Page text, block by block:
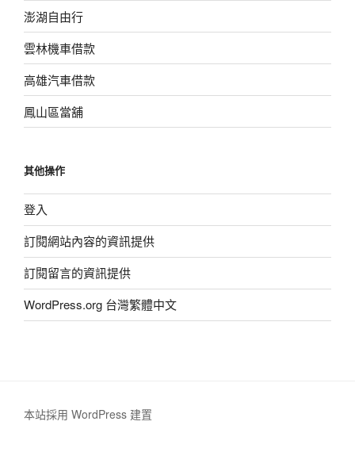
澎湖自由行
雲林機車借款
高雄汽車借款
鳳山區當舖
其他操作
登入
訂閱網站內容的資訊提供
訂閱留言的資訊提供
WordPress.org 台灣繁體中文
本站採用 WordPress 建置